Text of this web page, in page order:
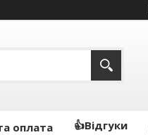
оплата 👍Відгуки